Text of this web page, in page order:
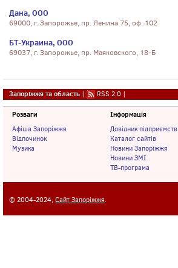
Дана, ООО
69000, г. Запорожье, пр. Ленина 75, оф. 102
БТ-Украина, ООО
69037, г. Запорожье, пр. Маяковского, 18-Б
Запоріжжя та область | RSS 2.0 |
Розваги
Афіша Запоріжжя
Відпочинок
Музика
Інформація
Довідник підприємств
Каталог сайтів
Новини Запоріжжя
Новини ЗМІ
ТВ-програма
© 2004-2024, Сайт Запоріжжя.